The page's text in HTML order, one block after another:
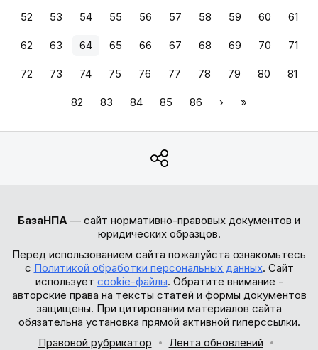
52 53 54 55 56 57 58 59 60 61
62 63 64 65 66 67 68 69 70 71
72 73 74 75 76 77 78 79 80 81
82 83 84 85 86 › »
БазаНПА — сайт нормативно-правовых документов и
юридических образцов.
Перед использованием сайта пожалуйста ознакомьтесь
с Политикой обработки персональных данных. Сайт
использует cookie-файлы. Обратите внимание -
авторские права на тексты статей и формы документов
защищены. При цитировании материалов сайта
обязательна установка прямой активной гиперссылки.
Правовой рубрикатор
Лента обновлений